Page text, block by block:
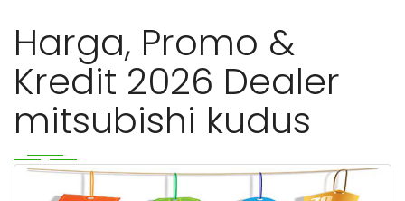
Harga, Promo &
Kredit 2026 Dealer
mitsubishi kudus